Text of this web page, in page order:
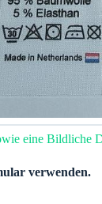
eine Bildliche
verwenden.